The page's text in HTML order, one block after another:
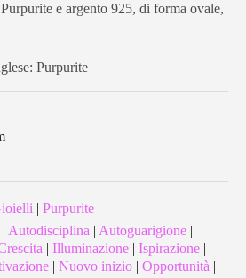
e argento 925, di forma ovale,
Purpurite
Purpurite
Autodisciplina Autoguarigione
Illuminazione Ispirazione
Nuovo inizio Opportunità